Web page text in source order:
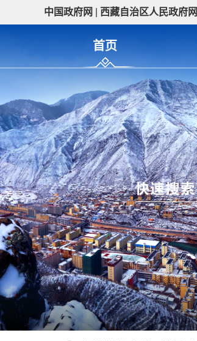
中国政府网 西藏自治区人民政府网
首页